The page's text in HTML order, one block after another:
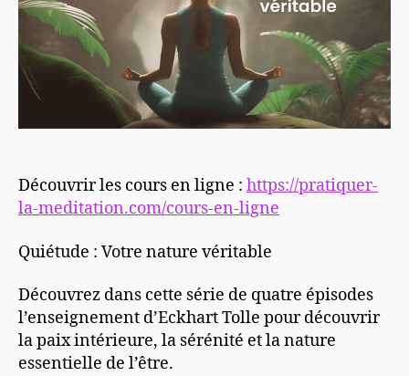
Découvrir les cours en ligne : https://pratiquer-
la-meditation.com/cours-en-ligne
Quiétude : Votre nature véritable
Découvrez dans cette série de quatre épisodes
l’enseignement d’Eckhart Tolle pour découvrir
la paix intérieure, la sérénité et la nature
essentielle de l’être.